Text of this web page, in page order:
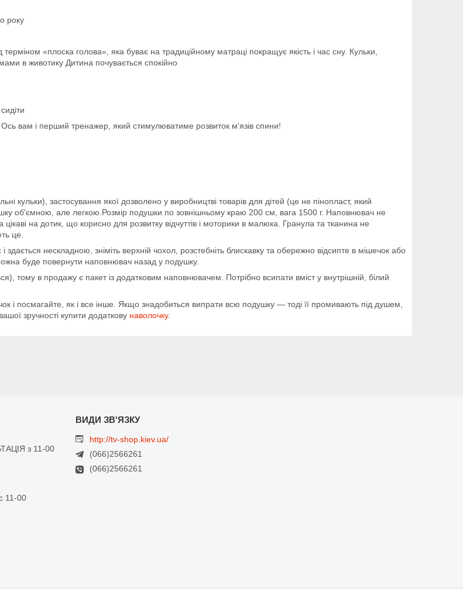
року
«плоска голова», яка буває на традиційному матраці покращує якість і час сну. Кульки,
в животику Дитина почувається спокійно
вам і перший тренажер, який стимулюватиме розвиток м'язів спини!
кульки), застосування якої дозволено у виробництві товарів для дітей (це не пінопласт, який
об'ємною, але легкою.Розмір подушки по зовнішньому краю 200 см, вага 1500 г. Наповнювач не
на дотик, що корисно для розвитку відчуттів і моторики в малюка. Гранула та тканина не
це.
нескладною, зніміть верхній чохол, розстебніть блискавку та обережно відсипте в мішечок або
буде повернути наповнювач назад у подушку.
тому в продажу є пакет із додатковим наповнювачем. Потрібно всипати вміст у внутрішній, білий
і посмагайте, як і все інше. Якщо знадобиться випрати всю подушку — тоді її промивають під душем,
зручності купити додаткову наволочку.
з 11-00
11-00
http://tv-shop.kiev.ua/
(066)2566261
(066)2566261